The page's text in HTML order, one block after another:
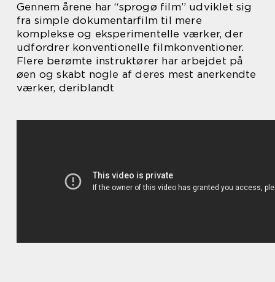
Gennem årene har “sprogø film” udviklet sig
fra simple dokumentarfilm til mere
komplekse og eksperimentelle værker, der
udfordrer konventionelle filmkonventioner.
Flere berømte instruktører har arbejdet på
øen og skabt nogle af deres mest anerkendte
værker, deriblandt